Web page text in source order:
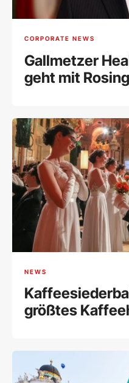
CORPORATE NEWS
Gallmetzer
geht mit
NEWS
größtes